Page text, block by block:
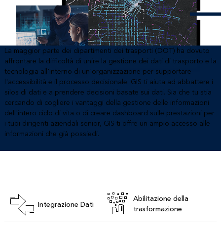
La maggior parte dei dipartimenti dei trasporti (DOT) ha dovuto
affrontare la difficoltà di unire la gestione dei dati di trasporto e la
tecnologia all'interno di un'organizzazione per supportare
l'accessibilità e il processo decisionale. GIS ti aiuta ad abbattere i
silos di dati e a prendere decisioni basate sui dati. Sia che tu stia
cercando di cogliere i vantaggi della gestione delle informazioni
dell'intero ciclo di vita o di creare dashboard sulle prestazioni per
i tuoi dirigenti aziendali senior, GIS ti offre un ampio accesso alle
informazioni che già possiedi.
Integrazione Dati
Abilitazione della
trasformazione